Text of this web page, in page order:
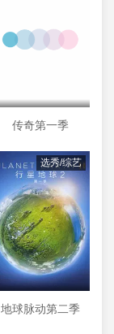
传奇第一季
选秀/综艺
地球脉动第二季